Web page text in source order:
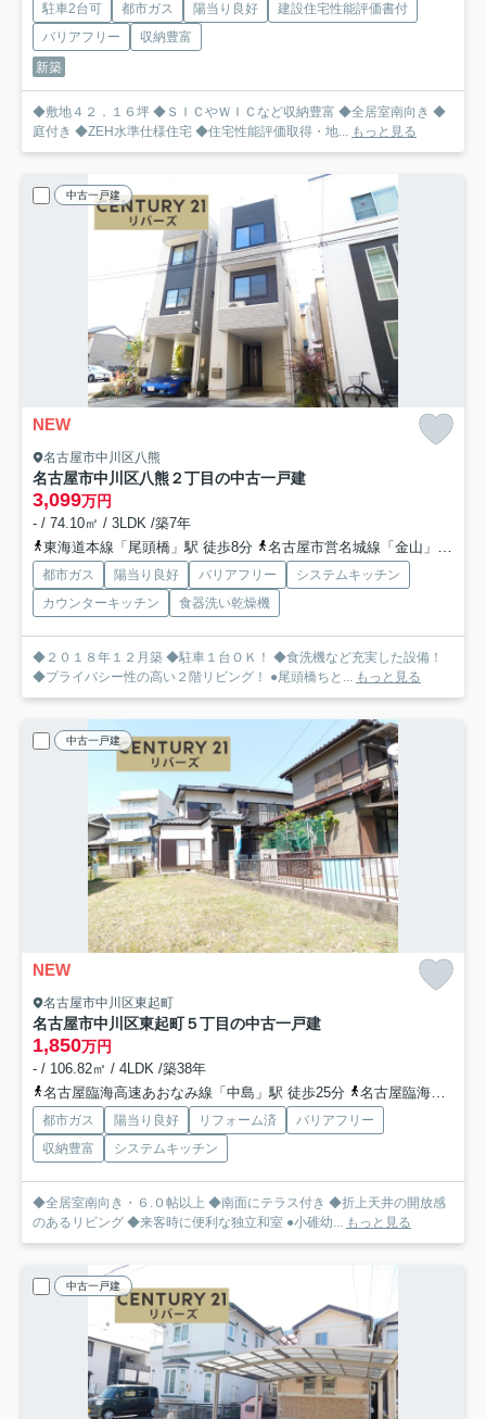
駐車2台可 都市ガス 陽当り良好
建設住宅性能評価書付
バリアフリー
収納豊富
新築
◆敷地４２．１６坪 ◆ＳＩＣやＷＩＣなど収納豊富 ◆全居室南向き ◆
庭付き ◆ZEH水準仕様住宅 ◆住宅性能評価取得・地... もっと見る
中古一戸建
NEW
名古屋市中川区八熊
名古屋市中川区八熊２丁目の中古一戸建
3,099万円
- / 74.10㎡ / 3LDK /築7年
東海道本線「尾頭橋」駅 徒歩8分
名古屋市営名城線「金山」駅 徒歩15分
都市ガス 陽当り良好 バリアフリー
システムキッチン
カウンターキッチン
食器洗い乾燥機
◆２０１８年１２月築 ◆駐車１台ＯＫ！ ◆食洗機など充実した設備！
◆プライバシー性の高い２階リビング！ ●尾頭橋ちと... もっと見る
中古一戸建
NEW
名古屋市中川区東起町
名古屋市中川区東起町５丁目の中古一戸建
1,850万円
- / 106.82㎡ / 4LDK /築38年
名古屋臨海高速あおなみ線「中島」駅 徒歩25分
名古屋臨海高速あおなみ線「港北」駅 徒歩27分
都市ガス 陽当り良好 リフォーム済
バリアフリー
収納豊富
システムキッチン
◆全居室南向き・６.０帖以上 ◆南面にテラス付き ◆折上天井の開放感
のあるリビング ◆来客時に便利な独立和室 ●小碓幼... もっと見る
中古一戸建